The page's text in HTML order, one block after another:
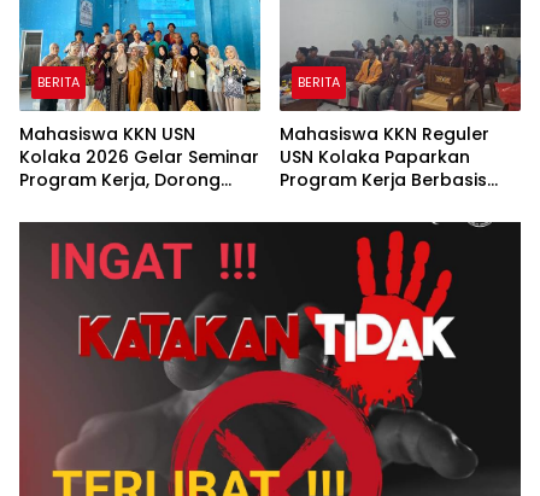
BERITA
Mahasiswa KKN USN
Kolaka 2026 Gelar Seminar
Program Kerja, Dorong
Desa Berdaya dan
Berkelanjutan
BERITA
Mahasiswa KKN Reguler
USN Kolaka Paparkan
Program Kerja Berbasis